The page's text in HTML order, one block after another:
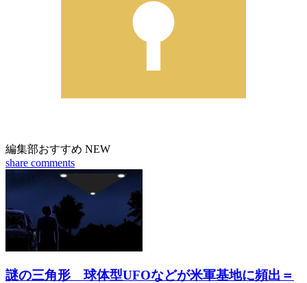
編集部おすすめ NEW
share comments
謎の三角形 球体型UFOなどが米軍基地に頻出＝